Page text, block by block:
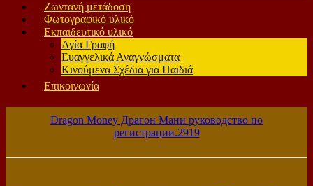
Ζωντανή μετάδοση
Φωτογραφικό υλικό
Εκπαιδευτικό υλικό
Αγία Γραφή
Ευαγγελικά Αναγνώσματα
Κινούμενα Σχέδια για Παιδιά
Επικοινωνία
Dragon Money Драгон Мани руководство по
регистрации.2919